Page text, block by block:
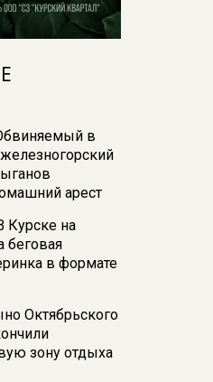
в
арест
Курске на
беговая
в формате
Октябрьского
зону отдыха